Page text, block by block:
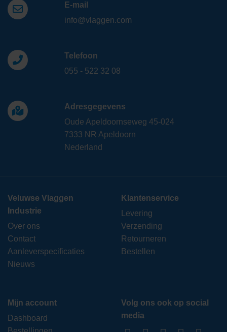
E-mail
info@vlaggen.com
Telefoon
055 - 522 32 08
Adresgegevens
Oude Apeldoornseweg 45-024
7333 NR Apeldoorn
Nederland
Veluwse Vlaggen
Industrie
Over ons
Contact
Aanleverspecificaties
Nieuws
Klantenservice
Levering
Verzending
Retourneren
Bestellen
Mijn account
Dashboard
Volg ons ook op social
media